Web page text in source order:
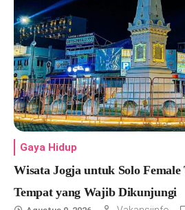
Gaya Hidup
Wisata Jogja untuk Solo
Tempat yang Wajib Dikunjungi